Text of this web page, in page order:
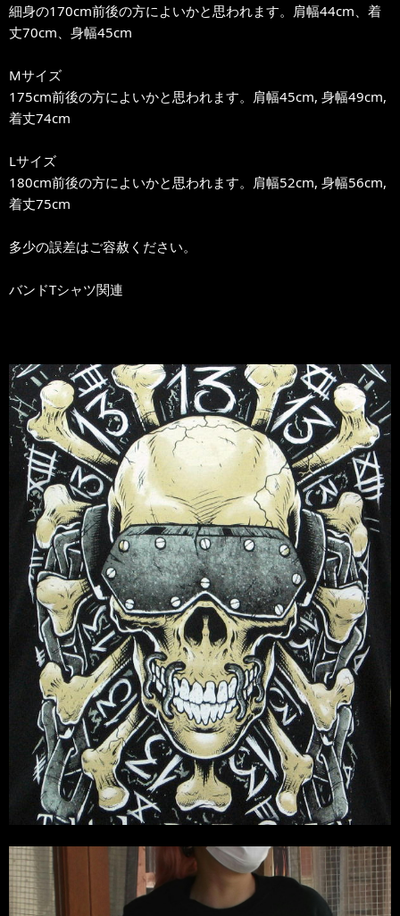
細身の170cm前後の方によいかと思われます。肩幅44cm、着
丈70cm、身幅45cm
Mサイズ
175cm前後の方によいかと思われます。肩幅45cm, 身幅49cm,
着丈74cm
Lサイズ
180cm前後の方によいかと思われます。肩幅52cm, 身幅56cm,
着丈75cm
多少の誤差はご容赦ください。
バンドTシャツ関連